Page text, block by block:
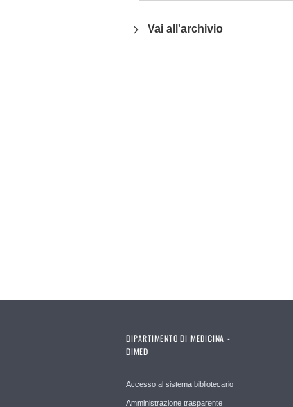
Vai all'archivio
DIPARTIMENTO DI MEDICINA -
DIMED
Accesso al sistema bibliotecario
Amministrazione trasparente